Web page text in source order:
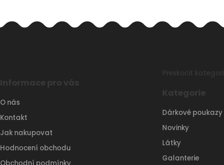
Informace pro vás
O nás
Kontakt
Jak nakupovat
Hodnocení obchodu
Přeskočit kategorie
Kategorie
Dárkové poukazy
Novinky
Látky
Galanterie